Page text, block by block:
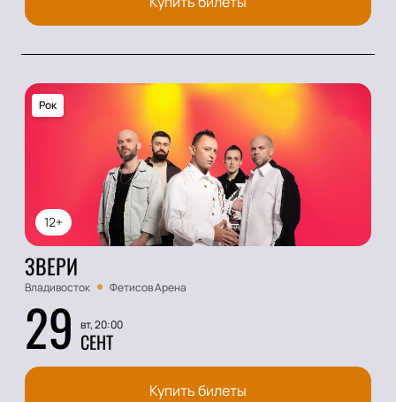
12+
Рок
ЗВЕРИ
Владивосток Фетисов Арена
29 вт, 20:00
СЕНТ
Купить билеты